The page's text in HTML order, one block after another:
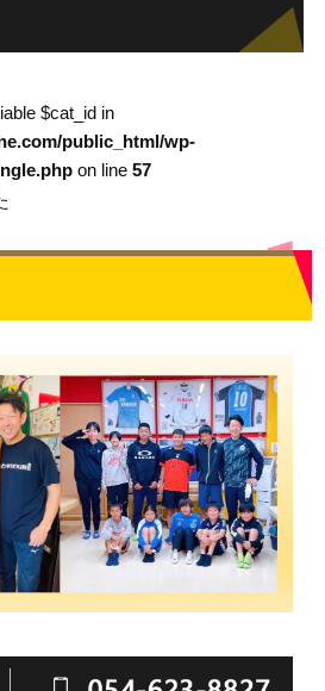
$cat_id in
public_html/wp-
on line 57